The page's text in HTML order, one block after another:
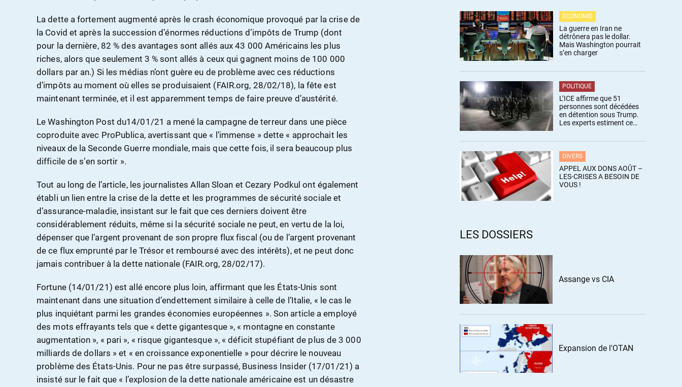
La dette a fortement augmenté après le crash économique provoqué par la crise de
la Covid et après la succession d’énormes réductions d’impôts de Trump (dont
pour la dernière, 82 % des avantages sont allés aux 43 000 Américains les plus
riches, alors que seulement 3 % sont allés à ceux qui gagnent moins de 100 000
dollars par an.) Si les médias n’ont guère eu de problème avec ces réductions
d’impôts au moment où elles se produisaient (FAIR.org, 28/02/18), la fête est
maintenant terminée, et il est apparemment temps de faire preuve d’austérité.
Le Washington Post du14/01/21 a mené la campagne de terreur dans une pièce
coproduite avec ProPublica, avertissant que « l’immense » dette « approchait les
niveaux de la Seconde Guerre mondiale, mais que cette fois, il sera beaucoup plus
difficile de s’en sortir ».
Tout au long de l’article, les journalistes Allan Sloan et Cezary Podkul ont également
établi un lien entre la crise de la dette et les programmes de sécurité sociale et
d’assurance-maladie, insistant sur le fait que ces derniers doivent être
considérablement réduits, même si la sécurité sociale ne peut, en vertu de la loi,
dépenser que l’argent provenant de son propre flux fiscal (ou de l’argent provenant
de ce flux emprunté par le Trésor et remboursé avec des intérêts), et ne peut donc
jamais contribuer à la dette nationale (FAIR.org, 28/02/17).
Fortune (14/01/21) est allé encore plus loin, affirmant que les États-Unis sont
maintenant dans une situation d’endettement similaire à celle de l’Italie, « le cas le
plus inquiétant parmi les grandes économies européennes ». Son article a employé
des mots effrayants tels que « dette gigantesque », « montagne en constante
augmentation », « pari », « risque gigantesque », « déficit stupéfiant de plus de 3 000
milliards de dollars » et « en croissance exponentielle » pour décrire le nouveau
problème des États-Unis. Pour ne pas être surpassé, Business Insider (17/01/21) a
insisté sur le fait que « l’explosion de la dette nationale américaine est un désastre
ÉCONOMIE
La guerre en Iran ne
détrônera pas le dollar.
Mais Washington pourrait
s’en charger
POLITIQUE
L’ICE affirme que 51
personnes sont décédées
en détention sous Trump.
Les experts estiment ce
DIVERS
APPEL AUX DONS AOÛT –
LES-CRISES A BESOIN DE
VOUS !
LES DOSSIERS
Assange vs CIA
Expansion de l'OTAN